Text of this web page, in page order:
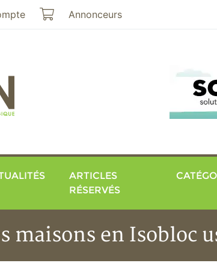
Mon panier
Annonceurs
ARTICLES
RÉSERVÉS
maisons en Isobloc